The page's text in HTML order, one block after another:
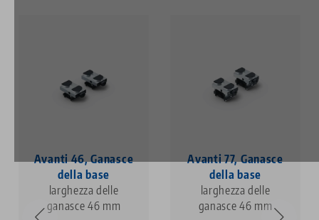
Avanti 46, Ganasce
della base
larghezza delle
ganasce 46 mm
Avanti 77, Ganasce
della base
larghezza delle
ganasce 46 mm